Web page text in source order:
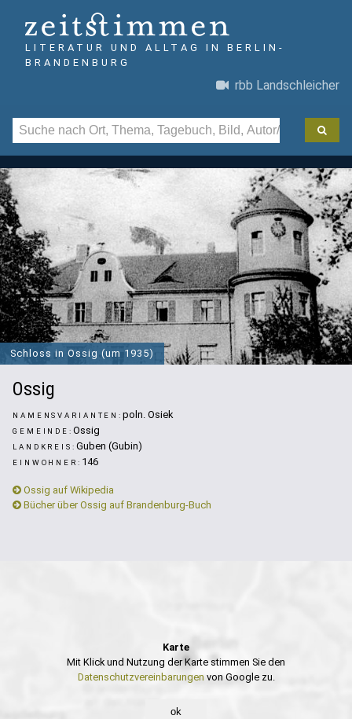
LITERATUR UND ALLTAG IN BERLIN-
BRANDENBURG
rbb Landschleicher
Schloss in Ossig (um 1935)
Ossig
NAMENSVARIANTEN:poln. Osiek
GEMEINDE: Ossig
LANDKREIS: Guben (Gubin)
EINWOHNER: 146
Ossig auf Wikipedia
Bücher über Ossig auf Brandenburg-Buch
Karte
Mit Klick und Nutzung der Karte stimmen Sie den
Datenschutzvereinbarungen von Google zu.
ok